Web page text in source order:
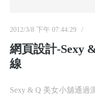
2012/3/8 下午 07:44:29
網頁設計-Sexy
線
Sexy & Q 美女小舖通過